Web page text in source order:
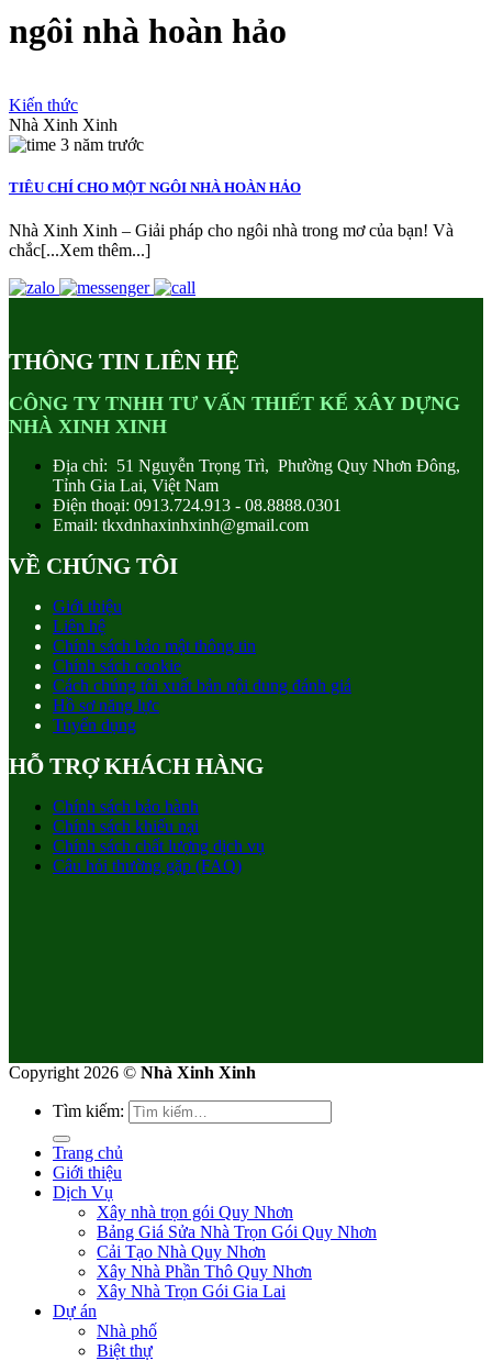
ngôi nhà hoàn hảo
Kiến thức
Nhà Xinh Xinh
3 năm trước
TIÊU CHÍ CHO MỘT NGÔI NHÀ HOÀN HẢO
Nhà Xinh Xinh – Giải pháp cho ngôi nhà trong mơ của bạn! Và
chắc[...Xem thêm...]
THÔNG TIN LIÊN HỆ
CÔNG TY TNHH TƯ VẤN THIẾT KẾ XÂY DỰNG
NHÀ XINH XINH
Địa chỉ: 51 Nguyễn Trọng Trì, Phường Quy Nhơn Đông,
Tỉnh Gia Lai, Việt Nam
Điện thoại: 0913.724.913 - 08.8888.0301
Email: tkxdnhaxinhxinh@gmail.com
VỀ CHÚNG TÔI
Giới thiệu
Liên hệ
Chính sách bảo mật thông tin
Chính sách cookie
Cách chúng tôi xuất bản nội dung đánh giá
Hồ sơ năng lực
Tuyển dụng
HỖ TRỢ KHÁCH HÀNG
Chính sách bảo hành
Chính sách khiếu nại
Chính sách chất lượng dịch vụ
Câu hỏi thường gặp (FAQ)
Copyright 2026 © Nhà Xinh Xinh
Tìm kiếm:
Trang chủ
Giới thiệu
Dịch Vụ
Xây nhà trọn gói Quy Nhơn
Bảng Giá Sửa Nhà Trọn Gói Quy Nhơn
Cải Tạo Nhà Quy Nhơn
Xây Nhà Phần Thô Quy Nhơn
Xây Nhà Trọn Gói Gia Lai
Dự án
Nhà phố
Biệt thự